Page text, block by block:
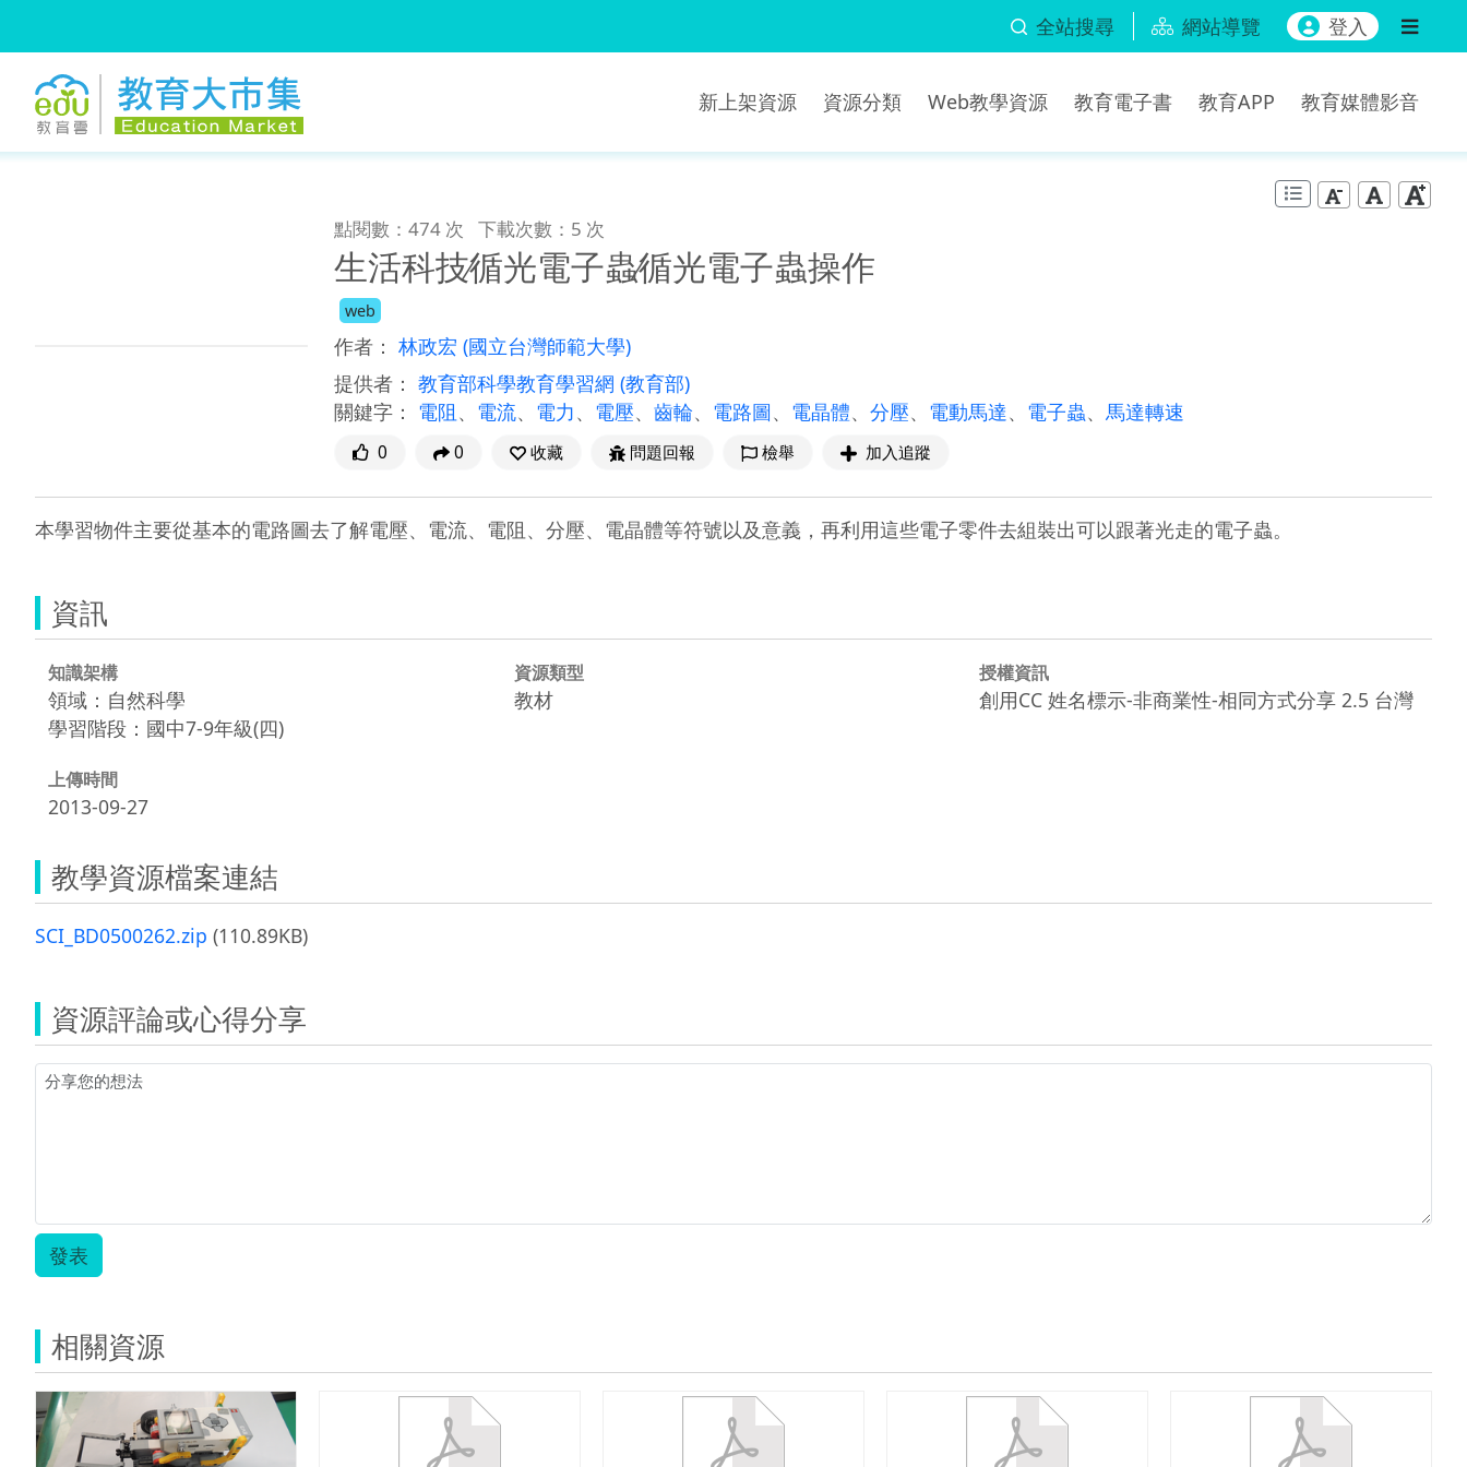
全站搜尋 網站導覽 登入
新上架資源 資源分類 Web教學資源 教育電子書 教育APP 教育媒體影音
點閱數：474 次 下載次數：5 次
生活科技∕循光電子蟲∕循光電子蟲操作
web
作者： 林政宏 (國立台灣師範大學)
提供者： 教育部科學教育學習網 (教育部)
關鍵字： 電阻 、 電流、 電力、 電壓、 齒輪、 電路圖、 電晶體、 分壓、 電動馬達、 電子蟲、 馬達轉速
0 0 收藏 問題回報 檢舉 加入追蹤
本學習物件主要從基本的電路圖去了解電壓、電流、電阻、分壓、電晶體等符號以及意義，再利用這些電子零件去組裝出可以跟著光走的電子蟲。
資訊
知識架構
領域：自然科學
學習階段：國中7-9年級(四)
資源類型
教材
授權資訊
創用CC 姓名標示-非商業性-相同方式分享 2.5 台灣
上傳時間
2013-09-27
教學資源檔案連結
SCI_BD0500262.zip (110.89KB)
資源評論或心得分享
發表
相關資源